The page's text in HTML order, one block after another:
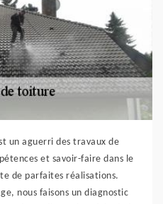
un aguerri des travaux de
et savoir-faire dans le
de parfaites réalisations.
nous faisons un diagnostic